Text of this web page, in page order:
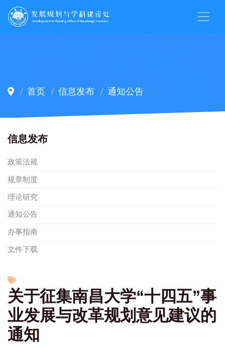
首页 信息发布 通知公告
信息发布
政策法规
规章制度
理论研究
通知公告
办事指南
文件下载
关于征集南昌大学“十四五”事
业发展与改革规划意见建议的
通知